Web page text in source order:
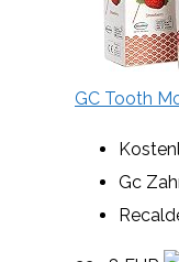
GC Tooth
Gc